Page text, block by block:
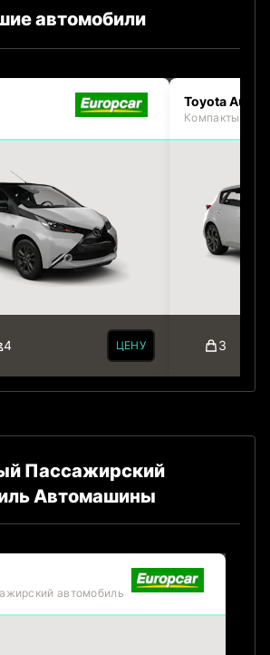
автомобили
4 ЦЕНУ
Toyota Auris
Компактый
3
Пассажирский
Автомашины
автомобиль